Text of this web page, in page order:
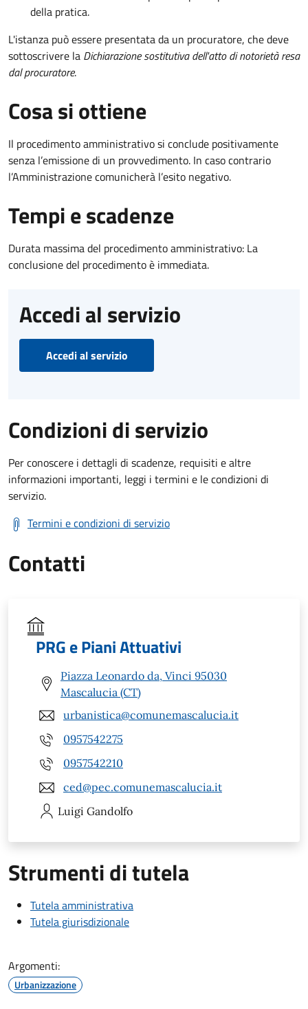
della pratica.
L'istanza può essere presentata da un procuratore, che deve
sottoscrivere la Dichiarazione sostitutiva dell'atto di notorietà resa
dal procuratore.
Cosa si ottiene
Il procedimento amministrativo si conclude positivamente
senza l’emissione di un provvedimento. In caso contrario
l’Amministrazione comunicherà l’esito negativo.
Tempi e scadenze
Durata massima del procedimento amministrativo: La
conclusione del procedimento è immediata.
Accedi al servizio
Accedi al servizio
Condizioni di servizio
Per conoscere i dettagli di scadenze, requisiti e altre
informazioni importanti, leggi i termini e le condizioni di
servizio.
Termini e condizioni di servizio
Contatti
PRG e Piani Attuativi
Piazza Leonardo da, Vinci 95030
Mascalucia (CT)
urbanistica@comunemascalucia.it
0957542275
0957542210
ced@pec.comunemascalucia.it
Luigi Gandolfo
Strumenti di tutela
Tutela amministrativa
Tutela giurisdizionale
Argomenti:
Urbanizzazione